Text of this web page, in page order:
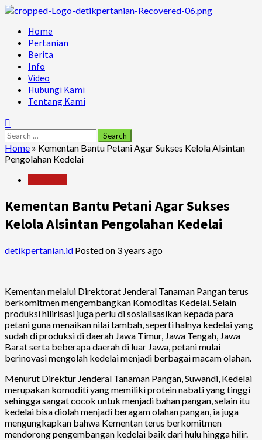
Skip
content
Primary
Menu
Home
Pertanian
Berita
Info
Video
Hubungi Kami
Tentang Kami
Search
for:
Home » Kementan Bantu Petani Agar Sukses Kelola Alsintan
Pengolahan Kedelai
Kementan Bantu Petani Agar Sukses
Kelola Alsintan Pengolahan Kedelai
detikpertanian.id Posted on 3 years ago
Kementan melalui Direktorat Jenderal Tanaman Pangan terus
berkomitmen mengembangkan Komoditas Kedelai. Selain
produksi hilirisasi juga perlu di sosialisasikan kepada para
petani guna menaikan nilai tambah, seperti halnya kedelai yang
sudah di produksi di daerah Jawa Timur, Jawa Tengah, Jawa
Barat serta beberapa daerah di luar Jawa, petani mulai
berinovasi mengolah kedelai menjadi berbagai macam olahan.
Menurut Direktur Jenderal Tanaman Pangan, Suwandi, Kedelai
merupakan komoditi yang memiliki protein nabati yang tinggi
sehingga sangat cocok untuk menjadi bahan pangan, selain itu
kedelai bisa diolah menjadi beragam olahan pangan, ia juga
mengungkapkan bahwa Kementan terus berkomitmen
mendorong pengembangan kedelai baik dari hulu hingga hilir.